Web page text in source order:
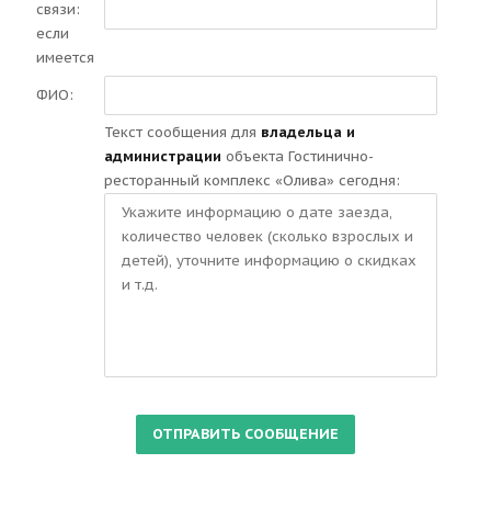
связи:
если
имеется
ФИО:
Текст сообщения для владельца и
администрации объекта Гостинично-
ресторанный комплекс «Олива» сегодня: